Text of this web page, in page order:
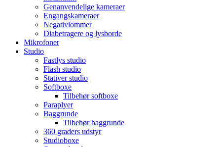
Genanvendelige kameraer
Engangskameraer
Negativlommer
Diabetragere og lysborde
Mikrofoner
Studio
Fastlys studio
Flash studio
Stativer studio
Softboxe
Tilbehør softboxe
Paraplyer
Baggrunde
Tilbehør baggrunde
360 graders udstyr
Studioboxe